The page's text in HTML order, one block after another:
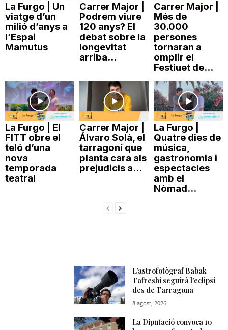
a
g
o
n
a
La Furgo | Un
viatge d’un
milió d’anys a
l’Espai
Mamutus
Carrer Major |
Podrem viure
120 anys? El
debat sobre la
longevitat
arriba...
Carrer Major |
Més de
30.000
persones
tornaran a
omplir el
Festiuet de...
La Furgo | El
FITT obre el
teló d’una
nova
temporada
teatral
Carrer Major |
Álvaro Solà, el
tarragoní que
planta cara als
prejudicis a...
La Furgo |
Quatre dies de
música,
gastronomia i
espectacles
amb el
Nòmad...